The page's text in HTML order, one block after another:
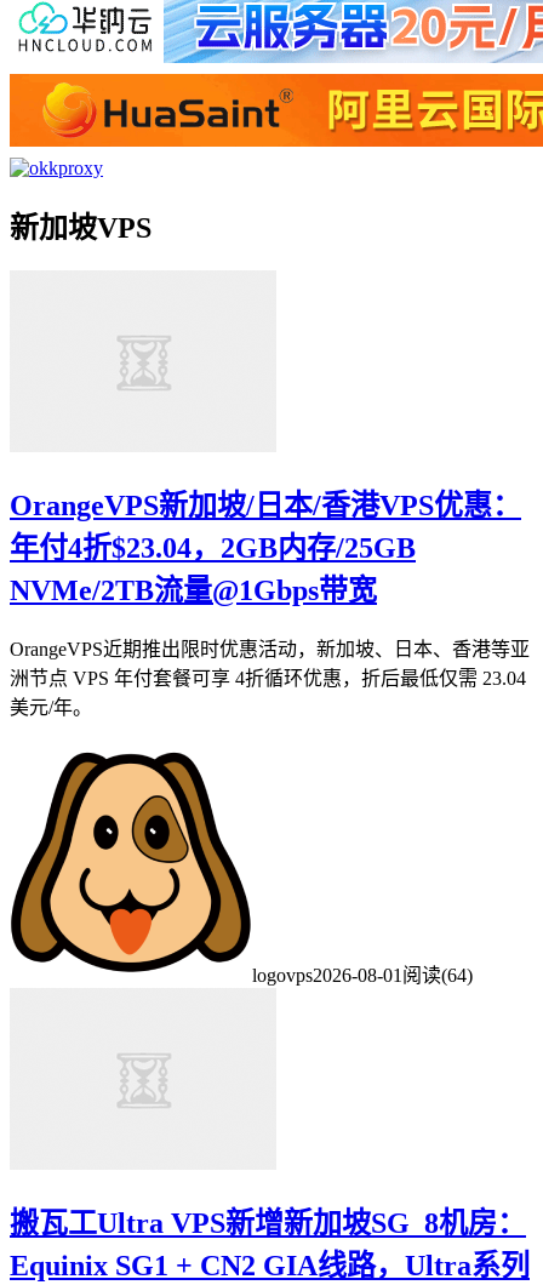
新加坡VPS
OrangeVPS新加坡/日本/香港VPS优惠：
年付4折$23.04，2GB内存/25GB
NVMe/2TB流量@1Gbps带宽
OrangeVPS近期推出限时优惠活动，新加坡、日本、香港等亚
洲节点 VPS 年付套餐可享 4折循环优惠，折后最低仅需 23.04
美元/年。
logovps2026-08-01 阅读(64)
搬瓦工Ultra VPS新增新加坡SG_8机房：
Equinix SG1 + CN2 GIA线路，Ultra系列